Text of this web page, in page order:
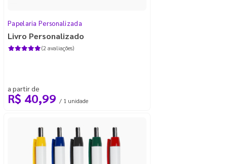
Papelaria Personalizada
Livro Personalizado
(2 avaliações)
a partir de
R$ 40,99 / 1 unidade